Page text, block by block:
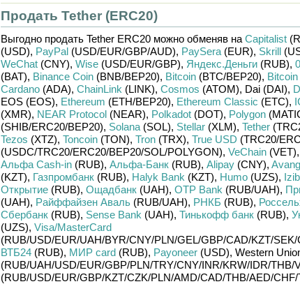
Продать Tether (ERC20)
Выгодно продать Tether ERC20можно обменяв на Capitalist
(USD), PayPal(USD/EUR/GBP/AUD), PaySera(EUR), Skrill
WeChat(CNY), Wise(USD/EUR/GBP), Яндекс.Деньги(RUB),
(BAT), Binance Coin(BNB/BEP20), Bitcoin(BTC/BEP20),
Cardano(ADA), ChainLink (LINK), Cosmos (ATOM), Dai (DAI),
EOS (EOS), Ethereum (ETH/BEP20), Ethereum Classic (ETC),
(XMR), NEAR Protocol(NEAR), Polkadot(DOT), Polygon
(SHIB/ERC20/BEP20), Solana(SOL), Stellar(XLM), Tether
Tezos (XTZ), Toncoin(TON), Tron(TRX), True USD (TRC20/
(USDC/TRC20/ERC20/BEP20/SOL/POLYGON), VeChain(VET),
Альфа Cash-in(RUB), Альфа-Банк(RUB), Alipay(CNY),
(KZT), Газпромбанк(RUB), Halyk Bank (KZT), Humo(UZS),
Открытие(RUB), Ощадбанк(UAH), OTP Bank (RUB/UAH),
(UAH), Райффайзен Аваль(RUB/UAH), РНКБ (RUB),
Сбербанк(RUB), Sense Bank (UAH), Тинькофф банк(RUB),
(UZS), Visa/MasterCard
(RUB/USD/EUR/UAH/BYR/CNY/PLN/GEL/GBP/CAD/KZT/SEK/
ВТБ24(RUB), МИР card(RUB), Payoneer(USD), Western
(RUB/UAH/USD/EUR/GBP/PLN/TRY/CNY/INR/KRW/IDR/THB/
(RUB/USD/EUR/GBP/KZT/CZK/PLN/AMD/CAD/THB/AED/CHF/